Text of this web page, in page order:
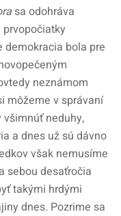
sa odohráva
demokracia bola pre
neznámom
môžeme v správaní
neduhy,
a dnes už sú dávno
však nemusíme
sebou desaťročia
takými hrdými
dnes. Pozrime sa